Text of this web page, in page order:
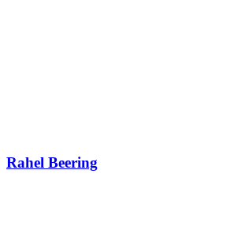
Rahel Beering